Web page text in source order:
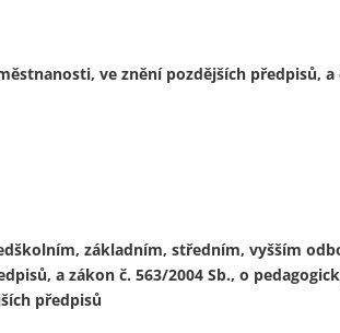
ve znění pozdějších předpisů, a
základním, středním, vyšším
a zákon č. 563/2004 Sb., o
předpisů